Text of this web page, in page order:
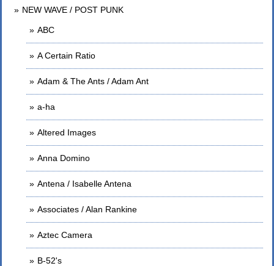
NEW WAVE / POST PUNK
ABC
A Certain Ratio
Adam & The Ants / Adam Ant
a-ha
Altered Images
Anna Domino
Antena / Isabelle Antena
Associates / Alan Rankine
Aztec Camera
B-52's